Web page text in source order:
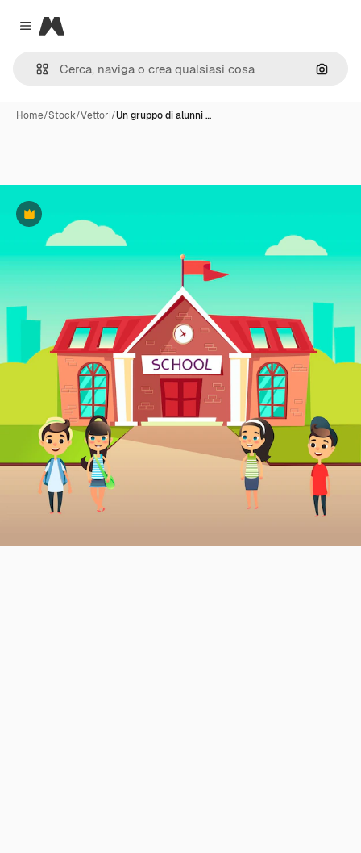
Close menu
Magnific
Cerca
Home/Stock/Vettori/Un gruppo di alunni …
Premium